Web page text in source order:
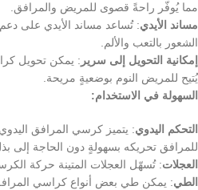
مما يُوفّر راحةً قصوى للمريض والمرافق.
مساند الأيدي: تُساعد مساند الأيدي على
الشعور بالتعب والألم.
إمكانية التحويل إلى سرير : يمكن تحويل
يُتيح للمريض النوم بوضعيةٍ مريحة.
السهولة في الاستخدام:
التحكم اليدوي: يتميز كرسي المرافق اليدوي
للمرافق تحريكه بسهولةٍ دون الحاجة إلى
العجلات: تُسهّل العجلات المتينة حركة
الطي: يمكن طي بعض أنواع كراسي